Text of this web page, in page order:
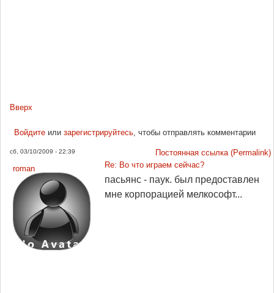
Вверх
Войдитеили зарегистрируйтесь, чтобы отправлять комментарии
сб, 03/10/2009 - 22:39
Постоянная ссылка (Permalink)
roman
Re: Во что играем сейчас?
пасьянс - паук. был предоставлен
мне корпорацией мелкософт...